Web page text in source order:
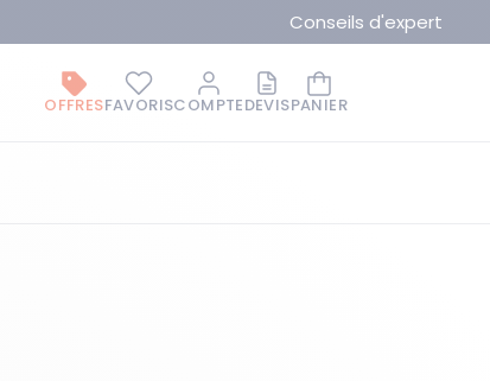
Conseils d'expert
OFFRESFAVORISCOMPTEDEVISPANIER